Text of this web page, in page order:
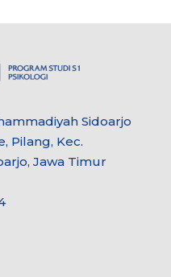
Sidoarjo
Pilang, Kec.
Jawa Timur